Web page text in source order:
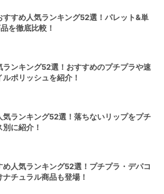
すすめ人気ランキング52選！パレット&単
を徹底比較！
ランキング52選！おすすめのプチプラや速
ポリッシュを紹介！
気ランキング52選！落ちないリップをプチ
に紹介！
め人気ランキング52選！プチプラ・デパコ
チュラル商品も登場！